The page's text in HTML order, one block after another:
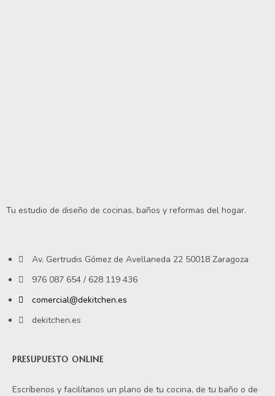
Tu estudio de diseño de cocinas, baños y reformas del hogar.
Av. Gertrudis Gómez de Avellaneda 22 50018 Zaragoza
976 087 654 / 628 119 436
comercial@dekitchen.es
dekitchen.es
PRESUPUESTO ONLINE
Escríbenos y facilítanos un plano de tu cocina, de tu baño o de